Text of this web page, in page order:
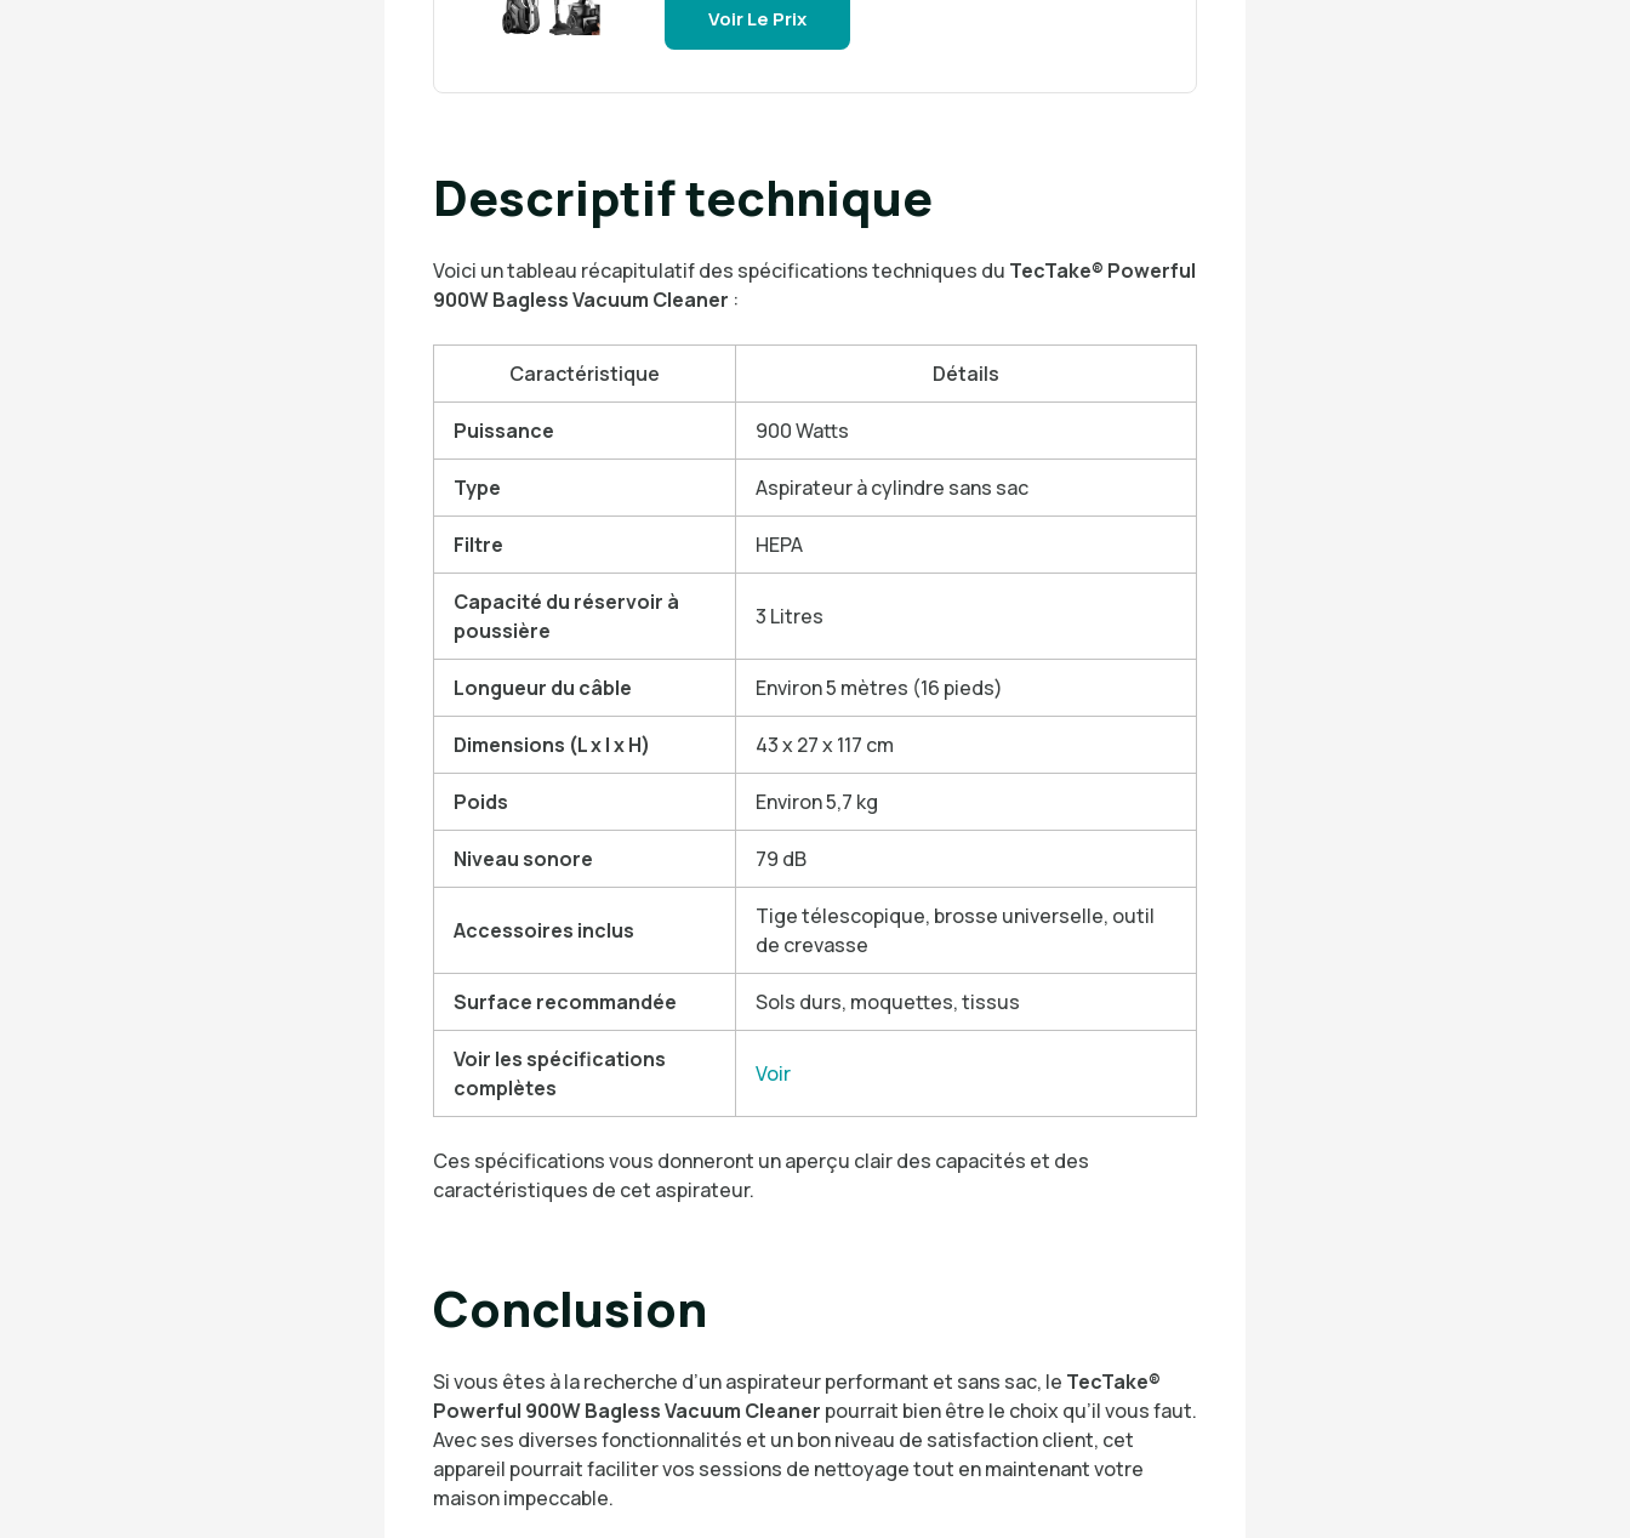
Voir Le Prix
Descriptif technique
Voici un tableau récapitulatif des spécifications techniques du TecTake® Powerful
900W Bagless Vacuum Cleaner :
Caractéristique Détails
Puissance 900 Watts
Type Aspirateur à cylindre sans sac
Filtre HEPA
Capacité du réservoir à
poussière
3 Litres
Longueur du câble Environ 5 mètres (16 pieds)
Dimensions (L x l x H) 43 x 27 x 117 cm
Poids Environ 5,7 kg
Niveau sonore 79 dB
Accessoires inclus
Tige télescopique, brosse universelle, outil
de crevasse
Surface recommandée Sols durs, moquettes, tissus
Voir les spécifications
complètes
Voir
Ces spécifications vous donneront un aperçu clair des capacités et des
caractéristiques de cet aspirateur.
Conclusion
Si vous êtes à la recherche d’un aspirateur performant et sans sac, le TecTake®
Powerful 900W Bagless Vacuum Cleaner pourrait bien être le choix qu’il vous faut.
Avec ses diverses fonctionnalités et un bon niveau de satisfaction client, cet
appareil pourrait faciliter vos sessions de nettoyage tout en maintenant votre
maison impeccable.